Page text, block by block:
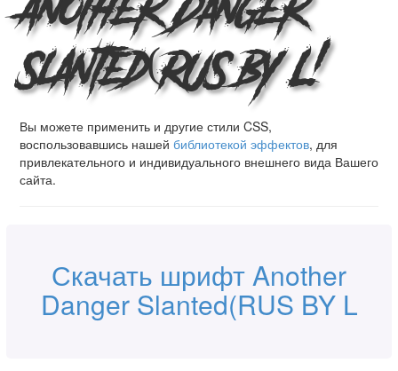
Slanted(RUS BY L!
Вы можете применить и другие стили CSS,
воспользовавшись нашей библиотекой эффектов, для
привлекательного и индивидуального внешнего вида Вашего
сайта.
Скачать шрифт Another
Danger Slanted(RUS BY L